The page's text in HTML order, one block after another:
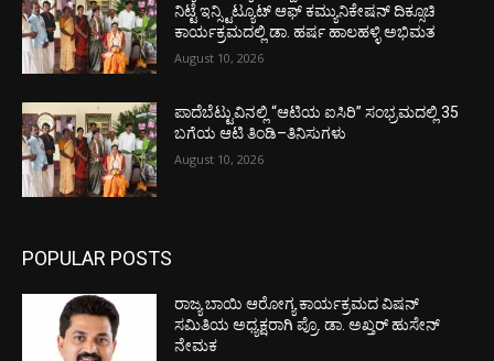
ನಿಟ್ಟೆ ಇನ್ಸ್ಟಿಟ್ಯೂಟ್ ಆಫ್ ಕಮ್ಯುನಿಕೇಷನ್ ದಿಕ್ಸೂಚಿ
ಕಾರ್ಯಕ್ರಮದಲ್ಲಿ ಡಾ. ಹರ್ಷ ಹಾಲಹಳ್ಳಿ ಅಭಿಮತ
August 10, 2026
ಪಾದೆಬೆಟ್ಟುವಿನಲ್ಲಿ “ಆಟಿಯ ಐಸಿರಿ’’ ಸಂಭ್ರಮದಲ್ಲಿ 35
ಬಗೆಯ ಆಟಿ ತಿಂಡಿ–ತಿನಿಸುಗಳು
August 10, 2026
POPULAR POSTS
ರಾಜ್ಯ ಬಾಯಿ ಆರೋಗ್ಯ ಕಾರ್ಯಕ್ರಮದ ವಿಷನ್
ಸಮಿತಿಯ ಅಧ್ಯಕ್ಷರಾಗಿ ಪ್ರೊ. ಡಾ. ಅಖ್ತರ್ ಹುಸೇನ್
ನೇಮಕ